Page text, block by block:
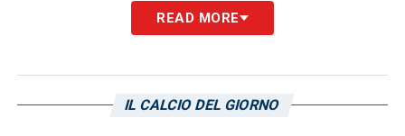
dicembre 2016, che evidenzia un utile post
imposte di euro 3.232.818,00 che, detratta
destinato a copertura delle perdite
READ MORE
IL CALCIO DEL GIORNO